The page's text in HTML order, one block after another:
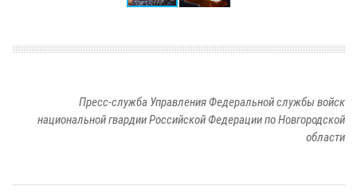
Пресс-служба Управления Федеральной службы войск
национальной гвардии Российской Федерации по Новгородской
области